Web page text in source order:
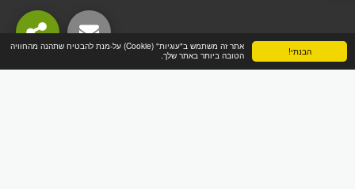
הבנתי!
אתר זה משתמש ב"עוגיות" (Cookie) על-מנת להבטיח שתהנה מהחוויה
הטובה ביותר באתר שלך.